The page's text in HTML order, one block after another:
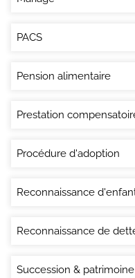
PACS
Pension alimentaire
Prestation
Procédure d'adoption
Reconnaissance
Reconnaissance de
Succession & patrimoine